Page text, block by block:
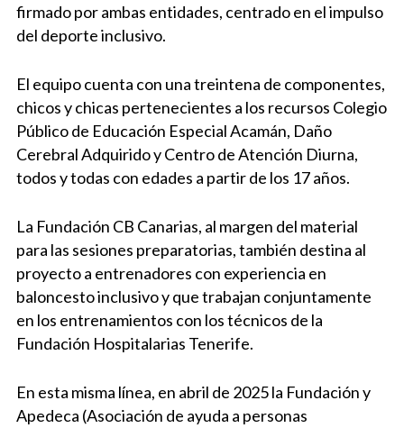
firmado por ambas entidades, centrado en el impulso
del deporte inclusivo.
El equipo cuenta con una treintena de componentes,
chicos y chicas pertenecientes a los recursos Colegio
Público de Educación Especial Acamán, Daño
Cerebral Adquirido y Centro de Atención Diurna,
todos y todas con edades a partir de los 17 años.
La Fundación CB Canarias, al margen del material
para las sesiones preparatorias, también destina al
proyecto a entrenadores con experiencia en
baloncesto inclusivo y que trabajan conjuntamente
en los entrenamientos con los técnicos de la
Fundación Hospitalarias Tenerife.
En esta misma línea, en abril de 2025 la Fundación y
Apedeca (Asociación de ayuda a personas